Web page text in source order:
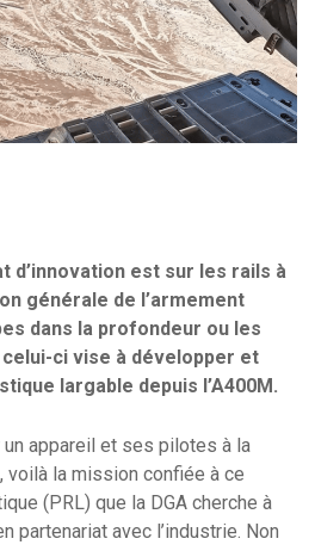
d’innovation est sur les rails à
générale de l’armement
dans la profondeur ou les
ci vise à développer et
largable depuis l’A400M.
appareil et ses pilotes à la
la mission confiée à ce
(PRL) que la DGA cherche à
partenariat avec l’industrie. Non